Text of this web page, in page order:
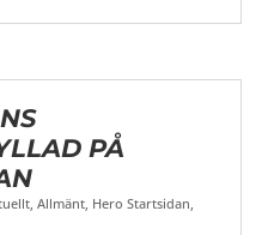
PÅ
,Allmänt, Hero Startsidan,